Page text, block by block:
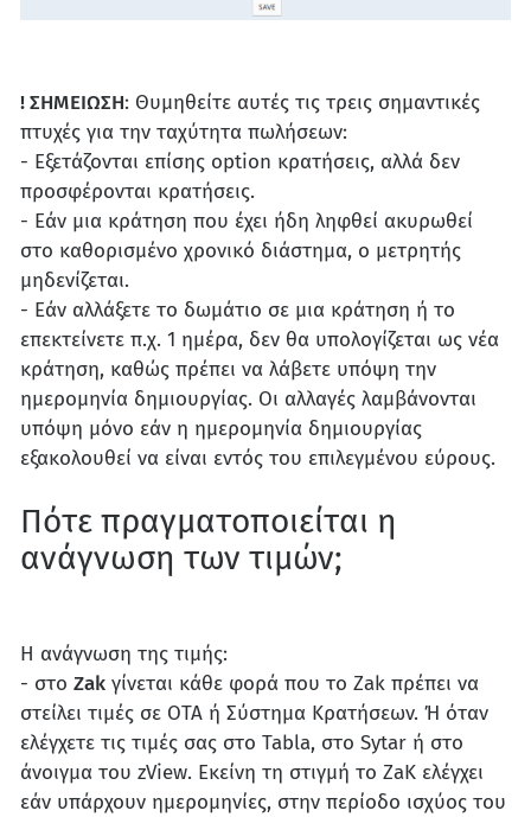
! ΣΗΜΕΙΩΣΗ: Θυμηθείτε αυτές τις τρεις σημαντικές
πτυχές για την ταχύτητα πωλήσεων:
- Εξετάζονται επίσης option κρατήσεις, αλλά δεν
προσφέρονται κρατήσεις.
- Εάν μια κράτηση που έχει ήδη ληφθεί ακυρωθεί
στο καθορισμένο χρονικό διάστημα, ο μετρητής
μηδενίζεται.
- Εάν αλλάξετε το δωμάτιο σε μια κράτηση ή το
επεκτείνετε π.χ. 1 ημέρα, δεν θα υπολογίζεται ως νέα
κράτηση, καθώς πρέπει να λάβετε υπόψη την
ημερομηνία δημιουργίας. Οι αλλαγές λαμβάνονται
υπόψη μόνο εάν η ημερομηνία δημιουργίας
εξακολουθεί να είναι εντός του επιλεγμένου εύρους.
Πότε πραγματοποιείται η
ανάγνωση των τιμών;
Η ανάγνωση της τιμής:
- στο Zak γίνεται κάθε φορά που το Zak πρέπει να
στείλει τιμές σε OTA ή Σύστημα Κρατήσεων. Ή όταν
ελέγχετε τις τιμές σας στο Tabla, στο Sytar ή στο
άνοιγμα του zView. Εκείνη τη στιγμή το ZaK ελέγχει
εάν υπάρχουν ημερομηνίες, στην περίοδο ισχύος του